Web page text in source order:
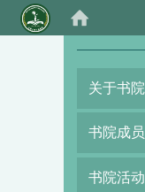
关于书院
书院成员
书院活动